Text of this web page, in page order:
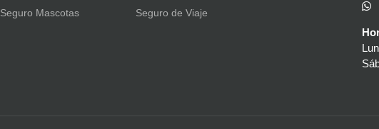
Seguro Mascotas
Seguro de Viaje